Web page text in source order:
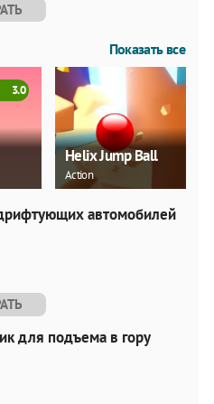
Показать все
3.0
Helix Jump Ball
Action
автомобилей
для подъема в гору